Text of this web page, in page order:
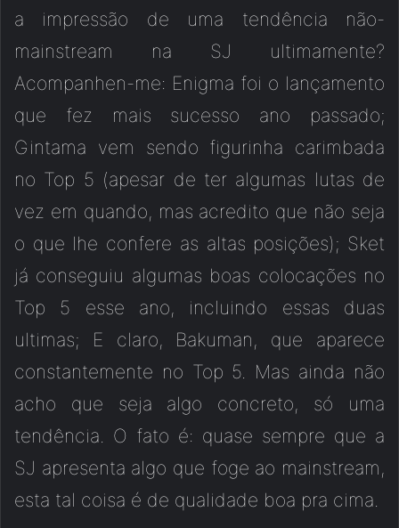
a impressão de uma tendência não-
mainstream na SJ ultimamente?
Acompanhen-me: Enigma foi o lançamento
que fez mais sucesso ano passado;
Gintama vem sendo figurinha carimbada
no Top 5 (apesar de ter algumas lutas de
vez em quando, mas acredito que não seja
o que lhe confere as altas posições); Sket
já conseguiu algumas boas colocações no
Top 5 esse ano, incluindo essas duas
ultimas; E claro, Bakuman, que aparece
constantemente no Top 5. Mas ainda não
acho que seja algo concreto, só uma
tendência. O fato é: quase sempre que a
SJ apresenta algo que foge ao mainstream,
esta tal coisa é de qualidade boa pra cima.